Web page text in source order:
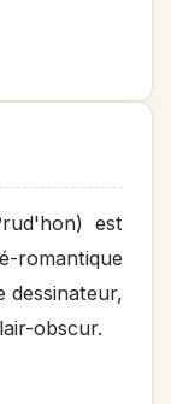
est
dessinateur,
obscur.